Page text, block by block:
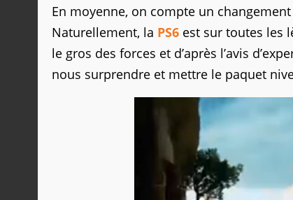
En moyenne, on compte un
Naturellement, la PS6 est sur toutes les
le gros des forces et d’après l’avis
nous surprendre et mettre le paquet